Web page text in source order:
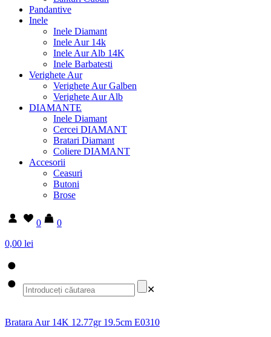
Pandantive
Inele
Inele Diamant
Inele Aur 14k
Inele Aur Alb 14K
Inele Barbatesti
Verighete Aur
Verighete Aur Galben
Verighete Aur Alb
DIAMANTE
Inele Diamant
Cercei DIAMANT
Bratari Diamant
Coliere DIAMANT
Accesorii
Ceasuri
Butoni
Brose
0
0
0,00 lei
✕
Bratara Aur 14K 12.77gr 19.5cm E0310